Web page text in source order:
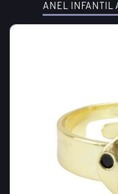
ANEL INFANTIL